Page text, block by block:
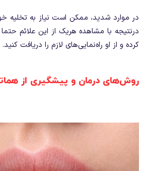
در موارد شدید، ممکن است نیاز به تخلیه
درنتیجه با مشاهده هریک از این علائم
کرده و از او راه‌نمایی‌های لازم را دریافت کنید.
روش‌های درمان و پیشگیری از